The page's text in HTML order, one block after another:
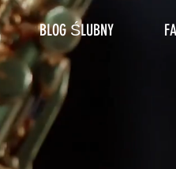
BLOG ŚLUBNY